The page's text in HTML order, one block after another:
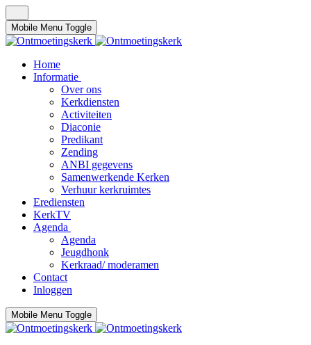
Mobile Menu Toggle
Home
Informatie
Over ons
Kerkdiensten
Activiteiten
Diaconie
Predikant
Zending
ANBI gegevens
Samenwerkende Kerken
Verhuur kerkruimtes
Erediensten
KerkTV
Agenda
Agenda
Jeugdhonk
Kerkraad/ moderamen
Contact
Inloggen
Mobile Menu Toggle